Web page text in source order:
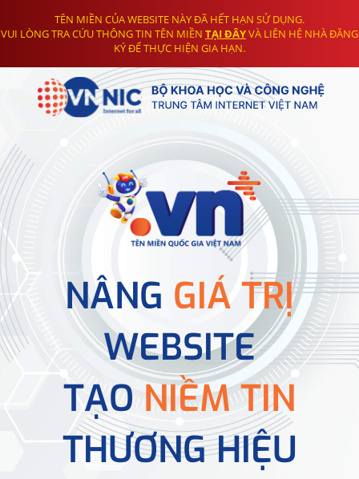
TÊN MIỀN CỦA WEBSITE NÀY ĐÃ HẾT HẠN SỬ DỤNG.
VUI LÒNG TRA CỨU THÔNG TIN TÊN MIỀN TẠI ĐÂYVÀ LIÊN HỆ NHÀ ĐĂNG
KÝ ĐỂ THỰC HIỆN GIA HẠN.
NÂNG GIÁ TRỊ
WEBSITE
TẠONIỀM TIN
THƯƠNG HIỆU